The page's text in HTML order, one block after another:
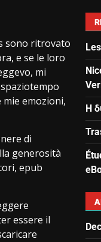
sono ritrovato
e se le loro
mi
emozioni,
di
generosità
epub
essere il
Η